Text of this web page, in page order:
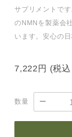
サプリメントで
のNMNを製薬会
います。安心の
7,222円 (税込
数量